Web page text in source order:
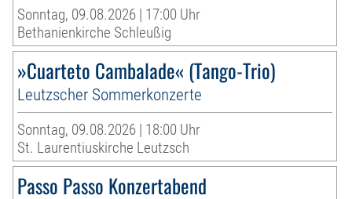
Sonntag, 09.08.2026 | 17:00 Uhr
Bethanienkirche Schleußig
»Cuarteto Cambalade« (Tango-Trio)
Leutzscher Sommerkonzerte
Sonntag, 09.08.2026 | 18:00 Uhr
St. Laurentiuskirche Leutzsch
Passo Passo Konzertabend